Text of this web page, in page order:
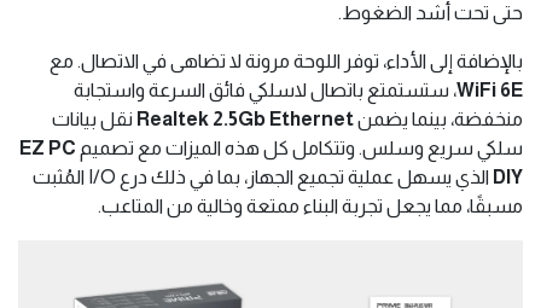
حتى تحت أشد الضغوط.
بالإضافة إلى الأداء، توفر اللوحة مرونة لا تضاهى في الاتصال. مع
WiFi 6E، ستستمتع باتصال لاسلكي فائق السرعة واستجابة
منخفضة، بينما يضمنRealtek 2.5Gb Ethernet نقل بيانات
سلكي سريع وسلس. وتتكامل كل هذه الميزات مع تصميم EZ PC
DIY
الذي يسهل عملية تجميع الجهاز، بما في ذلك درع I/O المُثبت
مسبقًا، مما يجعل تجربة البناء ممتعة وخالية من المتاعب.